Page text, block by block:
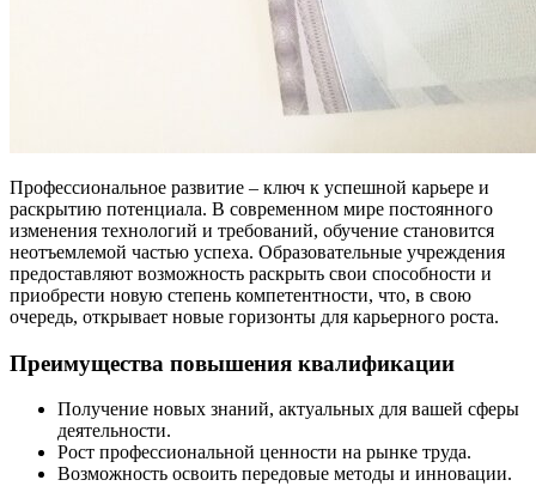
Профессиональное развитие – ключ к успешной карьере и
раскрытию потенциала. В современном мире постоянного
изменения технологий и требований, обучение становится
неотъемлемой частью успеха. Образовательные учреждения
предоставляют возможность раскрыть свои способности и
приобрести новую степень компетентности, что, в свою
очередь, открывает новые горизонты для карьерного роста.
Преимущества повышения квалификации
Получение новых знаний, актуальных для вашей сферы
деятельности.
Рост профессиональной ценности на рынке труда.
Возможность освоить передовые методы и инновации.